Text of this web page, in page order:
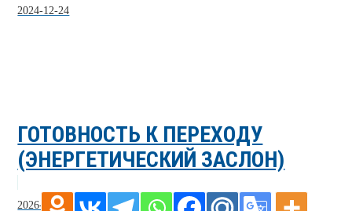
2024-12-24
ГОТОВНОСТЬ К ПЕРЕХОДУ
(ЭНЕРГЕТИЧЕСКИЙ ЗАСЛОН)
2026-07-26